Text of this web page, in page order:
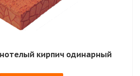
кирпич одинарный